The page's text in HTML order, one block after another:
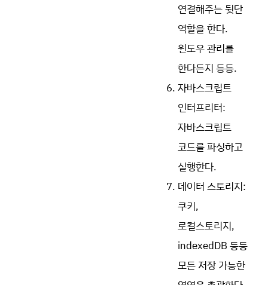
연결해주는 뒷단
역할을 한다.
윈도우 관리를
한다든지 등등.
자바스크립트
인터프리터:
자바스크립트
코드를 파싱하고
실행한다.
데이터 스토리지:
쿠키,
로컬스토리지,
indexedDB 등등
모든 저장 가능한